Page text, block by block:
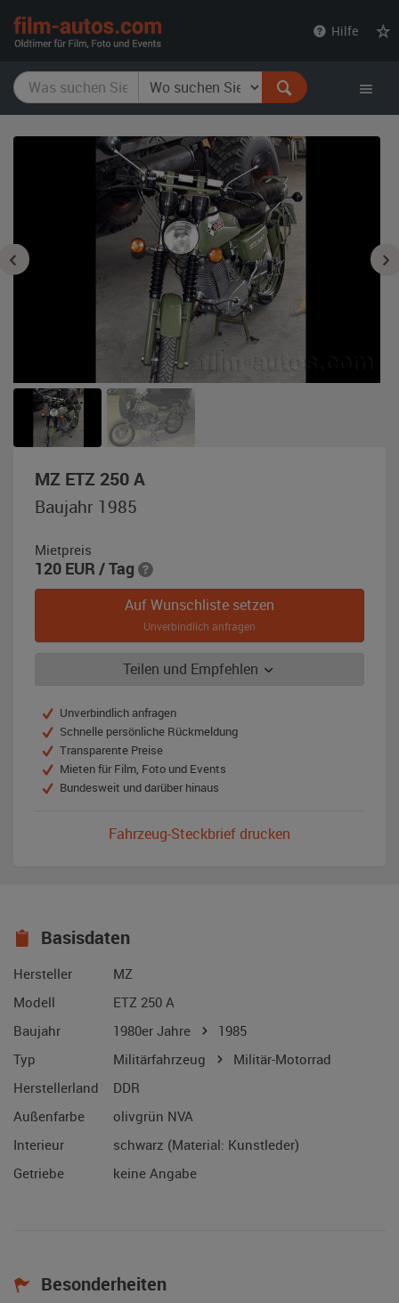
Hilfe
MZ ETZ 250 A,
NVA
Baujahr 1985
Mietpreis
120 EUR / Tag
Auf Wunschliste setzen
Unverbindlich anfragen
Teilen und Empfehlen
Unverbindlich anfragen
Schnelle persönliche Rückmeldung
Transparente Preise
Mieten für Film, Foto und Events
Bundesweit und darüber hinaus
Fahrzeug-Steckbrief drucken
Basisdaten
Hersteller
MZ
Modell
ETZ 250 A
Baujahr
1980er Jahre
1985
Typ
Militärfahrzeug
Militär-Motorrad
Herstellerland
DDR
Außenfarbe
olivgrün NVA
Interieur
schwarz (Material: Kunstleder)
Getriebe
keine Angabe
Besonderheiten